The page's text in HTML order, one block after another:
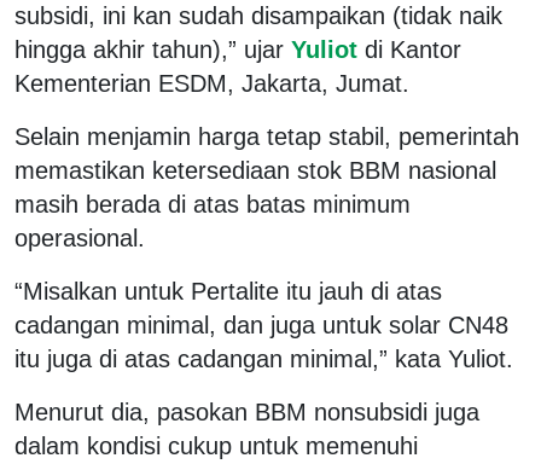
subsidi, ini kan sudah disampaikan (tidak naik
hingga akhir tahun),” ujar Yuliot di Kantor
Kementerian ESDM, Jakarta, Jumat.
Selain menjamin harga tetap stabil, pemerintah
memastikan ketersediaan stok BBM nasional
masih berada di atas batas minimum
operasional.
“Misalkan untuk Pertalite itu jauh di atas
cadangan minimal, dan juga untuk solar CN48
itu juga di atas cadangan minimal,” kata Yuliot.
Menurut dia, pasokan BBM nonsubsidi juga
dalam kondisi cukup untuk memenuhi